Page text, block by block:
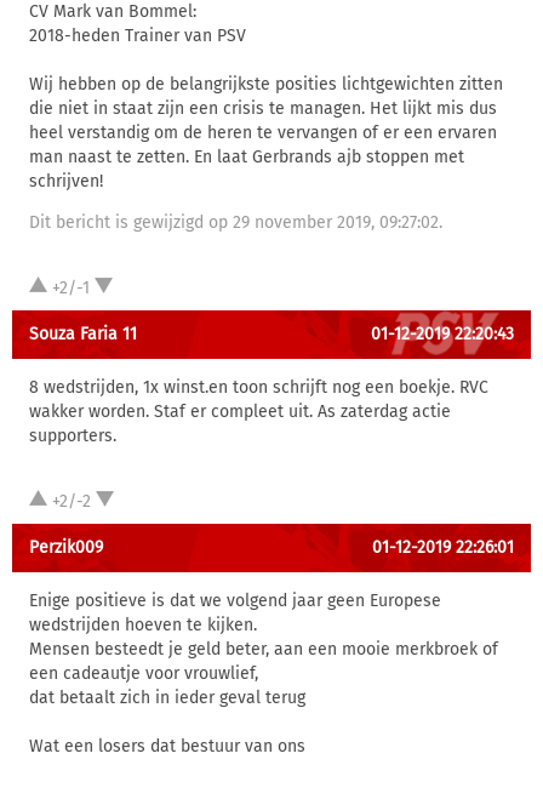
CV Mark van Bommel:
2018-heden Trainer van PSV
Wij hebben op de belangrijkste posities lichtgewichten zitten
die niet in staat zijn een crisis te managen. Het lijkt mis dus
heel verstandig om de heren te vervangen of er een ervaren
man naast te zetten. En laat Gerbrands ajb stoppen met
schrijven!
Dit bericht is gewijzigd op 29 november 2019, 09:27:02.
+2/-1
Souza Faria 11 01-12-2019 22:20:43
8 wedstrijden, 1x winst.en toon schrijft nog een boekje. RVC
wakker worden. Staf er compleet uit. As zaterdag actie
supporters.
+2/-2
Perzik009 01-12-2019 22:26:01
Enige positieve is dat we volgend jaar geen Europese
wedstrijden hoeven te kijken.
Mensen besteedt je geld beter, aan een mooie merkbroek of
een cadeautje voor vrouwlief,
dat betaalt zich in ieder geval terug
Wat een losers dat bestuur van ons